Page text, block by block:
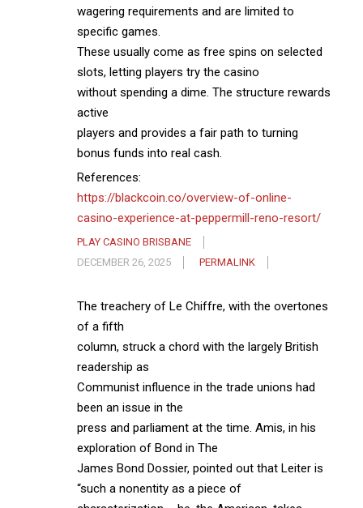
wagering requirements and are limited to
specific games.
These usually come as free spins on selected
slots, letting players try the casino
without spending a dime. The structure rewards
active
players and provides a fair path to turning
bonus funds into real cash.
References:
https://blackcoin.co/overview-of-online-
casino-experience-at-peppermill-reno-resort/
PLAY CASINO BRISBANE
DECEMBER 26, 2025
PERMALINK
The treachery of Le Chiffre, with the overtones
of a fifth
column, struck a chord with the largely British
readership as
Communist influence in the trade unions had
been an issue in the
press and parliament at the time. Amis, in his
exploration of Bond in The
James Bond Dossier, pointed out that Leiter is
“such a nonentity as a piece of